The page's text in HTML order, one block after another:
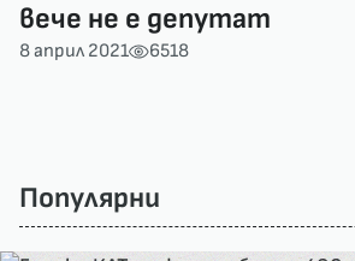
вече не е депутат
8 април 2021 6518
Популярни